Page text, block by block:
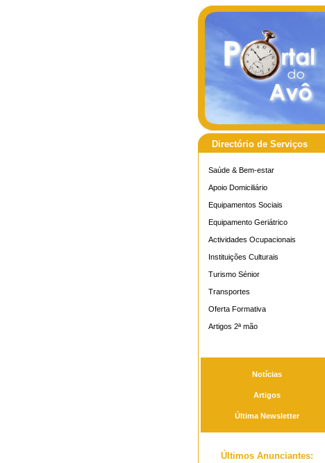
Directório de Serviços
Saúde & Bem-estar
Apoio Domiciliário
Equipamentos Sociais
Equipamento Geriátrico
Actividades Ocupacionais
Instituições Culturais
Turismo Sénior
Transportes
Oferta Formativa
Artigos 2ª mão
Notícias
Artigos
Última Newsletter
Últimos Anunciantes: